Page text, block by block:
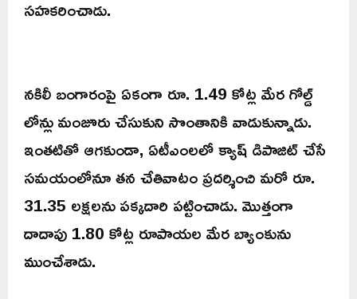
సహకరించాడు.
నకిలీ బంగారంపై ఏకంగా రూ. 1.49 కోట్ల మేర గోల్డ్
లోన్లు మంజూరు చేసుకుని సొంతానికి వాడుకున్నాడు.
ఇంతటితో ఆగకుండా, ఏటీఎంలలో క్యాష్ డిపాజిట్ చేసే
సమయంలోనూ తన చేతివాటం ప్రదర్శించి మరో రూ.
31.35 లక్షలను పక్కదారి పట్టించాడు. మొత్తంగా
దాదాపు 1.80 కోట్ల రూపాయల మేర బ్యాంకును
ముంచేశాడు.